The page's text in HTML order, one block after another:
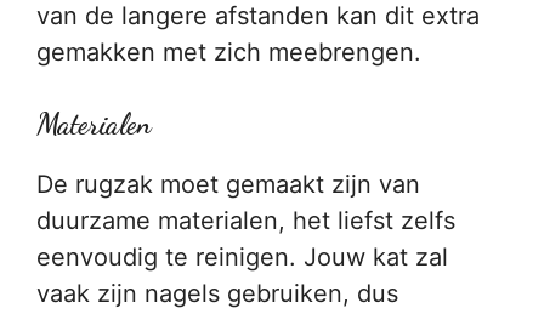
van de langere afstanden kan dit extra
gemakken met zich meebrengen.
Materialen
De rugzak moet gemaakt zijn van
duurzame materialen, het liefst zelfs
eenvoudig te reinigen. Jouw kat zal
vaak zijn nagels gebruiken, dus